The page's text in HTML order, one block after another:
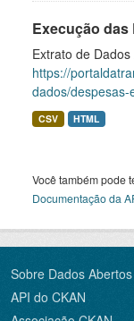
Execução
Extrato de
https://
dados/despesas-
CSV HTML
Você também pode
Documentação da
Sobre Dados
API do CKAN